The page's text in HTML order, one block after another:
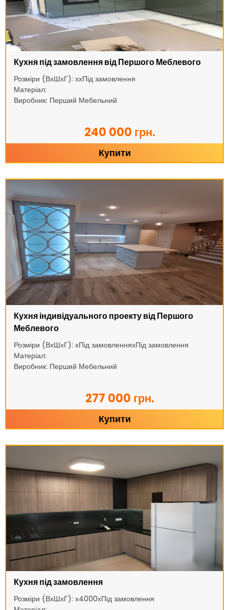
Кухня під замовлення від Першого Меблевого
Розміри (ВхШхГ): ххПід замовлення
Матеріал:
Виробник: Перший Мебельний
240 000 грн.
Купити
Кухня індивідуального проекту від Першого
Меблевого
Розміри (ВхШхГ): хПід замовленняхПід замовлення
Матеріал:
Виробник: Перший Мебельний
277 000 грн.
Купити
Кухня під замовлення
Розміри (ВхШхГ): х4000хПід замовлення